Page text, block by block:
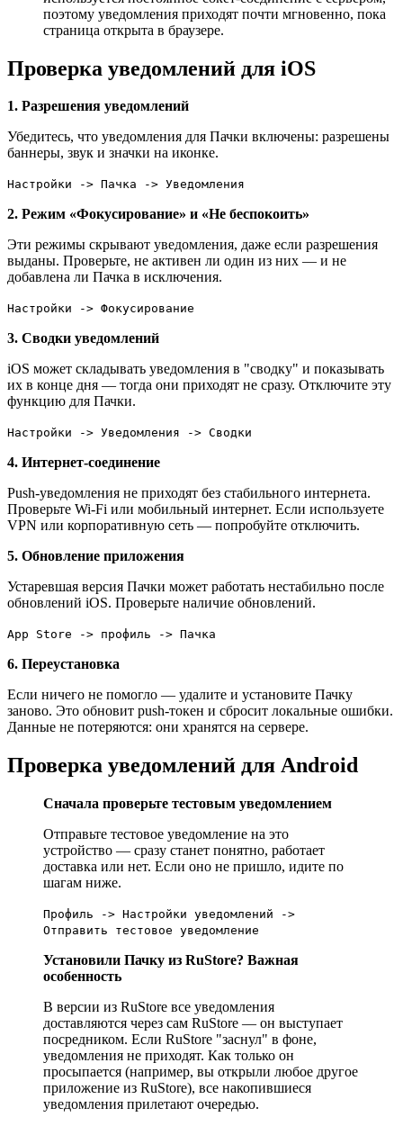
поэтому уведомления приходят почти мгновенно, пока
страница открыта в браузере.
Проверка уведомлений для iOS
1. Разрешения уведомлений
Убедитесь, что уведомления для Пачки включены: разрешены
баннеры, звук и значки на иконке.
Настройки -> Пачка -> Уведомления
2. Режим «Фокусирование» и «Не беспокоить»
Эти режимы скрывают уведомления, даже если разрешения
выданы. Проверьте, не активен ли один из них — и не
добавлена ли Пачка в исключения.
Настройки -> Фокусирование
3. Сводки уведомлений
iOS может складывать уведомления в "сводку" и показывать
их в конце дня — тогда они приходят не сразу. Отключите эту
функцию для Пачки.
Настройки -> Уведомления -> Сводки
4. Интернет-соединение
Push-уведомления не приходят без стабильного интернета.
Проверьте Wi-Fi или мобильный интернет. Если используете
VPN или корпоративную сеть — попробуйте отключить.
5. Обновление приложения
Устаревшая версия Пачки может работать нестабильно после
обновлений iOS. Проверьте наличие обновлений.
App Store -> профиль -> Пачка
6. Переустановка
Если ничего не помогло — удалите и установите Пачку
заново. Это обновит push-токен и сбросит локальные ошибки.
Данные не потеряются: они хранятся на сервере.
Проверка уведомлений для Android
Сначала проверьте тестовым уведомлением
Отправьте тестовое уведомление на это
устройство — сразу станет понятно, работает
доставка или нет. Если оно не пришло, идите по
шагам ниже.
Профиль -> Настройки уведомлений ->
Отправить тестовое уведомление
Установили Пачку из RuStore? Важная
особенность
В версии из RuStore все уведомления
доставляются через сам RuStore — он выступает
посредником. Если RuStore "заснул" в фоне,
уведомления не приходят. Как только он
просыпается (например, вы открыли любое другое
приложение из RuStore), все накопившиеся
уведомления прилетают очередью.